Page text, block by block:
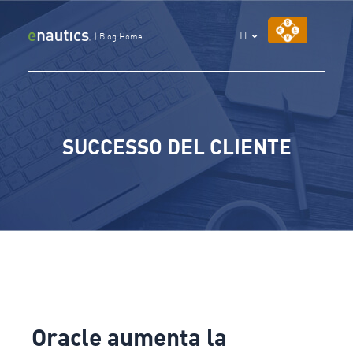
al
| Blog Home IT
SUCCESSO DEL CLIENTE
Oracle aumenta la